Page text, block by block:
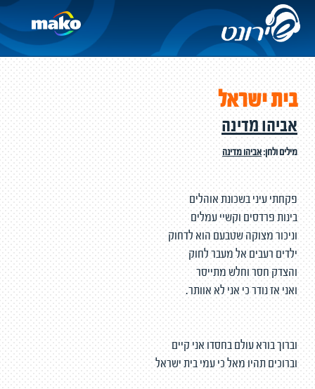
בית ישראל
אביהו מדינה
מילים ולחן:אביהו מדינה
פקחתי עיני בשכונת אוהלים
בינות פרדסים וקשיי עמלים
וניכור מצוקה שטבעם הוא לדחוק
ילדים רעבים אל מעבר לחוק
והצדק חסר וחלש מתייסר
ואני אז נודר כי אני לא אוותר.
וברוך בורא עולם בחסדו אני קיים
וברוכים תהיו מאל כי עמי בית ישראל